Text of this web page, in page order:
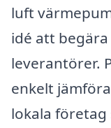
luft
idé att
leverantörer.
enkelt
lokala företag